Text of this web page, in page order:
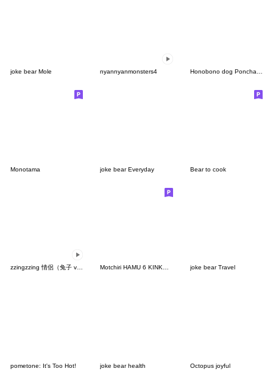
joke bear Mole nyannyanmonsters4
Monotama joke bear Everyday Bear to cook
zzingzzing 情侶（兔子 ver.）3 Motchiri HAMU 6 KINKUMA joke bear Travel
pometone: It's Too Hot! joke bear health Octopus joyful